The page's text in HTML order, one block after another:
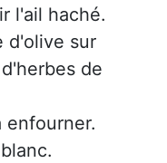
l'ail haché.
d'olive sur
de
enfourner.